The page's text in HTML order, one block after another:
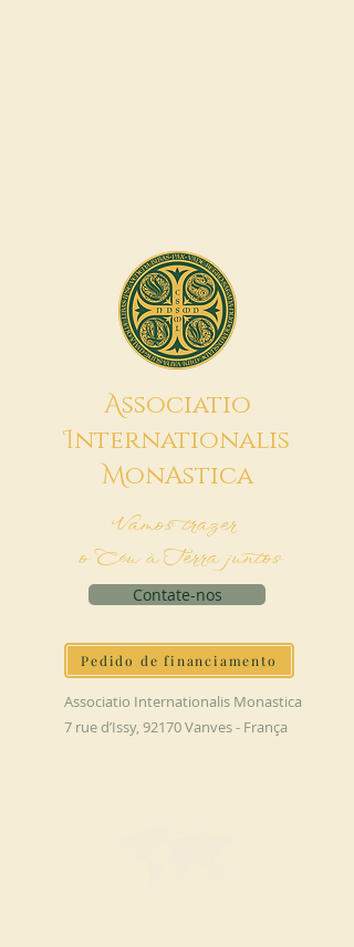
Associatio
Internationalis
MonAstica
Vamos trazer
o Céu à Terra juntos
Contate-nos
Pedido de financiamento
Associatio Internationalis Monastica
7 rue d’Issy, 92170 Vanves - França